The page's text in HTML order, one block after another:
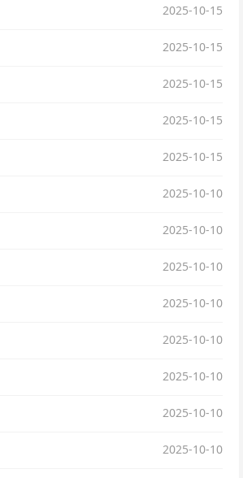
2025-10-15
2025-10-15
2025-10-15
2025-10-15
2025-10-15
2025-10-10
2025-10-10
2025-10-10
2025-10-10
2025-10-10
2025-10-10
2025-10-10
2025-10-10